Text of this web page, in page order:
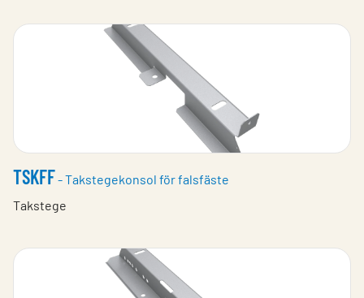
TSKFF- Takstegekonsol för falsfäste
Takstege